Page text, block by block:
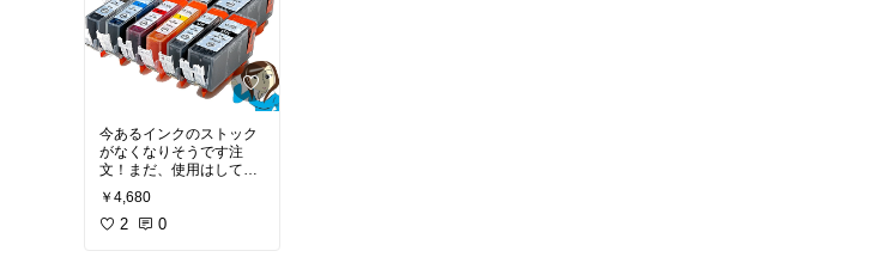
今あるインクのストック
がなくなりそうです注
文！まだ、使用はしてい
ませんが、2セットでこ
の価格は破格！普通のお
店じゃもう買えないな(￣
￥4,680
2 0